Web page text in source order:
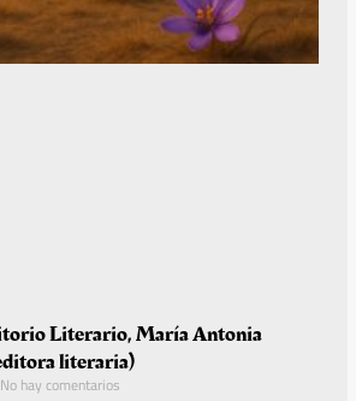
Literario, María Antonia
literaria)
No hay comentarios